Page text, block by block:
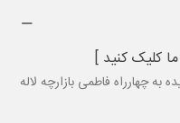
کلیک کنید ]
به چهارراه فاطمی بازارچه لاله